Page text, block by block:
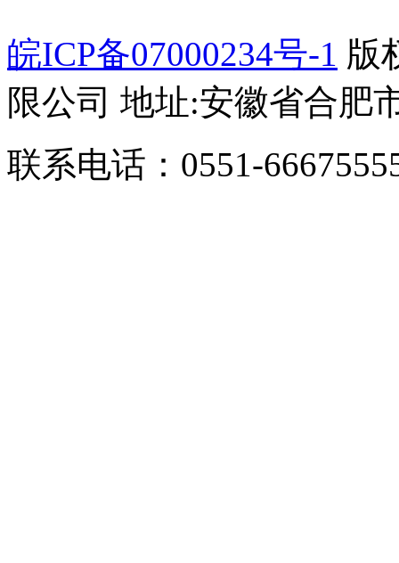
皖ICP备07000234号-1 版
限公司 地址:安徽省合肥
联系电话：0551-